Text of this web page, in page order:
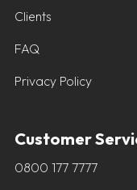
Clients
FAQ
Privacy Policy
Customer
0800 177 7777